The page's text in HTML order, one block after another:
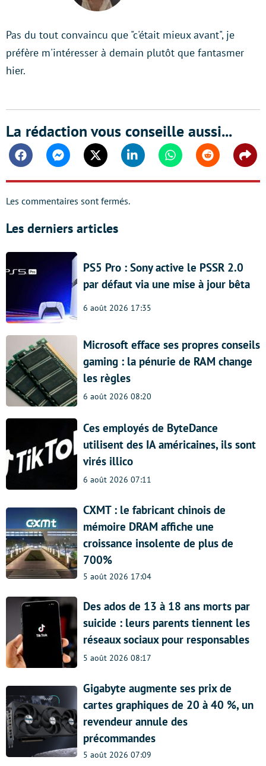
Pas du tout convaincu que "c'était mieux avant", je
préfère m'intéresser à demain plutôt que fantasmer
hier.
La rédaction vous conseille aussi...
FacebookMessengerTwitter Linkedin WhatsappReddit
Les commentaires sont fermés.
Les derniers articles
PS5 Pro : Sony active le PSSR 2.0
par défaut via une mise à jour bêta
6 août 2026 17:35
Microsoft efface ses propres conseils
gaming : la pénurie de RAM change
les règles
6 août 2026 08:20
Ces employés de ByteDance
utilisent des IA américaines, ils sont
virés illico
6 août 2026 07:11
CXMT : le fabricant chinois de
mémoire DRAM affiche une
croissance insolente de plus de
700%
5 août 2026 17:04
Des ados de 13 à 18 ans morts par
suicide : leurs parents tiennent les
réseaux sociaux pour responsables
5 août 2026 08:17
Gigabyte augmente ses prix de
cartes graphiques de 20 à 40 %, un
revendeur annule des
précommandes
5 août 2026 07:09